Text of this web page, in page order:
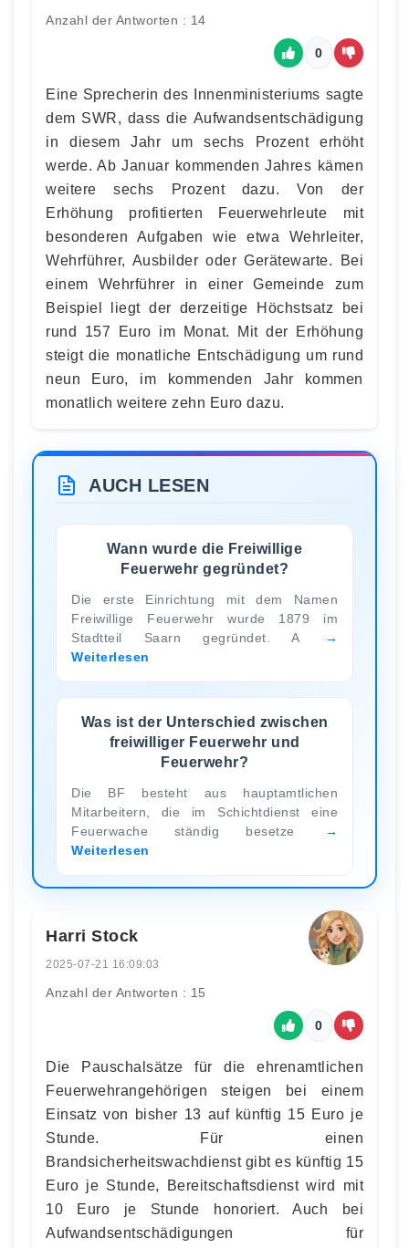
Anzahl der Antworten : 14
0
Eine Sprecherin des Innenministeriums sagte
dem SWR, dass die Aufwandsentschädigung
in diesem Jahr um sechs Prozent erhöht
werde. Ab Januar kommenden Jahres kämen
weitere sechs Prozent dazu. Von der
Erhöhung profitierten Feuerwehrleute mit
besonderen Aufgaben wie etwa Wehrleiter,
Wehrführer, Ausbilder oder Gerätewarte. Bei
einem Wehrführer in einer Gemeinde zum
Beispiel liegt der derzeitige Höchstsatz bei
rund 157 Euro im Monat. Mit der Erhöhung
steigt die monatliche Entschädigung um rund
neun Euro, im kommenden Jahr kommen
monatlich weitere zehn Euro dazu.
AUCH LESEN
Wann wurde die Freiwillige
Feuerwehr gegründet?
Die erste Einrichtung mit dem Namen
Freiwillige Feuerwehr wurde 1879 im
Stadtteil Saarn gegründet. A
Weiterlesen
Was ist der Unterschied zwischen
freiwilliger Feuerwehr und
Feuerwehr?
Die BF besteht aus hauptamtlichen
Mitarbeitern, die im Schichtdienst eine
Feuerwache ständig besetze
Weiterlesen
Harri Stock
2025-07-21 16:09:03
Anzahl der Antworten : 15
0
Die Pauschalsätze für die ehrenamtlichen
Feuerwehrangehörigen steigen bei einem
Einsatz von bisher 13 auf künftig 15 Euro je
Stunde. Für einen
Brandsicherheitswachdienst gibt es künftig 15
Euro je Stunde, Bereitschaftsdienst wird mit
10 Euro je Stunde honoriert. Auch bei
Aufwandsentschädigungen für